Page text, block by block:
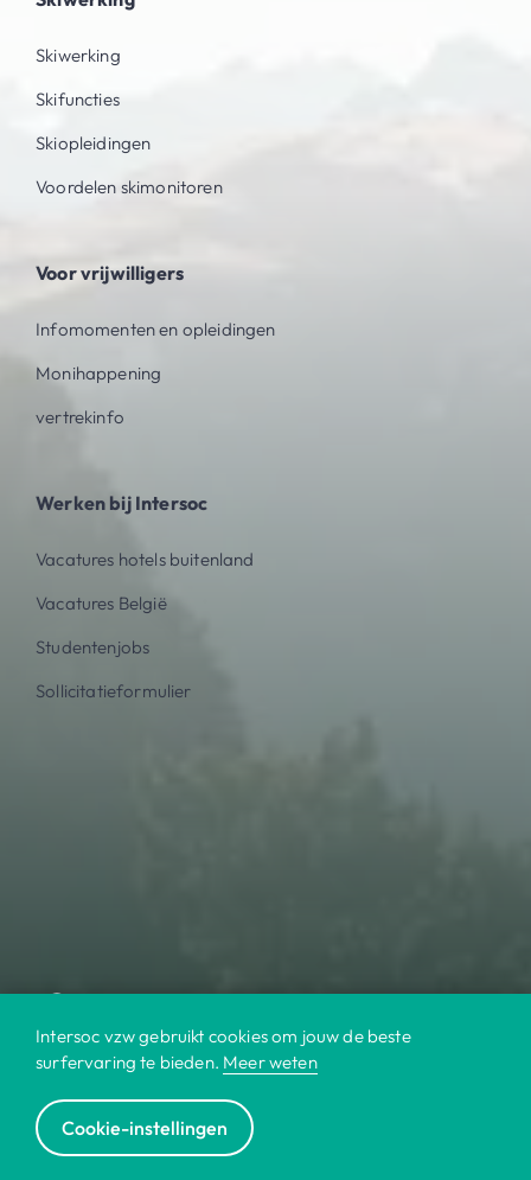
Skiwerking
Skifuncties
Skiopleidingen
Voordelen skimonitoren
Voor vrijwilligers
Infomomenten en opleidingen
Monihappening
vertrekinfo
Werken bij Intersoc
Vacatures hotels buitenland
Vacatures België
Studentenjobs
Sollicitatieformulier
Intersoc vzw gebruikt cookies om jouw de beste
surfervaring te bieden. Meer weten
Cookie-instellingen